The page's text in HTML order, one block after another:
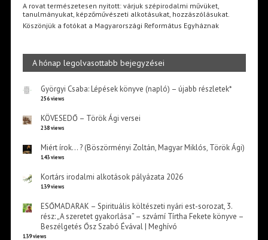
A rovat természetesen nyitott: várjuk szépirodalmi művüket,
tanulmányukat, képzőművészeti alkotásukat, hozzászólásukat.
Köszönjük a fotókat a Magyarországi Református Egyháznak
A hónap legolvasottabb bejegyzései
Györgyi Csaba: Lépések könyve (napló) – újabb részletek*
256 views
KÖVESEDŐ – Török Ági versei
238 views
Miért írok… ? (Böszörményi Zoltán, Magyar Miklós, Török Ági)
143 views
Kortárs irodalmi alkotások pályázata 2026
139 views
ESŐMADARAK – Spirituális költészeti nyári est-sorozat, 3.
rész: „A szeretet gyakorlása” – szvámí Tírtha Fekete könyve –
Beszélgetés Ősz Szabó Évával | Meghívó
139 views